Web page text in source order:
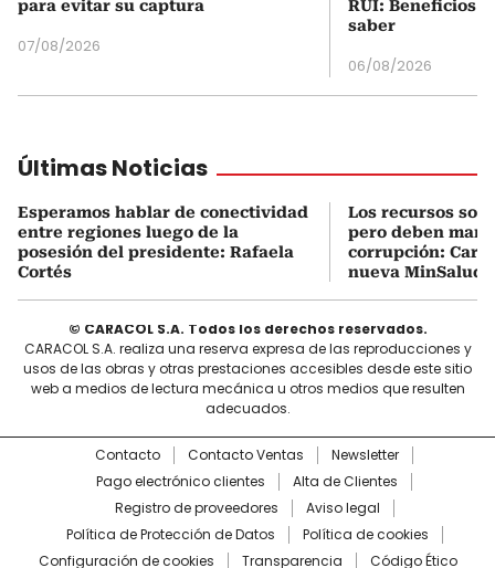
para evitar su captura
07/08/2026
RUI: Beneficios
saber
06/08/2026
Últimas Noticias
Esperamos hablar de conectividad
entre regiones luego de la
posesión del presidente: Rafaela
Cortés
Los recursos
pero deben
corrupción:
nueva MinSalud
© CARACOL S.A. Todos los derechos reservados.
CARACOL S.A. realiza una reserva expresa de las reproducciones y
usos de las obras y otras prestaciones accesibles desde este sitio
web a medios de lectura mecánica u otros medios que resulten
adecuados.
Contacto Contacto Ventas
Newsletter
Pago electrónico clientes
Alta de Clientes
Registro de proveedores
Aviso legal
Política de Protección de Datos
Política de cookies
Configuración de cookies
Transparencia Código Ético